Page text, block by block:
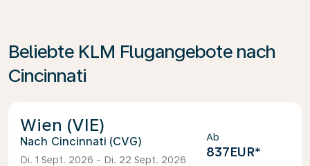
Beliebte KLM Flugangebote nach
Cincinnati
Wien (VIE)
Cincinnati (CVG)
Di. 1 Sept. 2026 - Di. 22 Sept. 2026
Ab
837EUR*